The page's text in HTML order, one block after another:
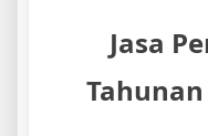
Jasa